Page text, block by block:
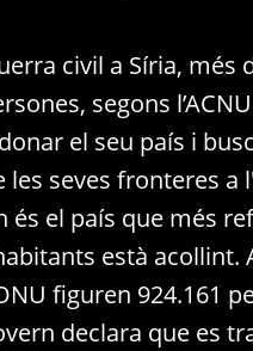
civil a Síria, més
segons
el seu país i
les seves fronteres a
és el país que més
està acollint.
figuren 924.161
declara que es